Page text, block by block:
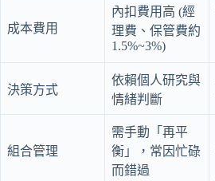
成本費用
內扣費用高 (經
理費、保管費約
1.5%~3%)
決策方式
依賴個人研究與
情緒判斷
組合管理
需手動「再平
衡」，常因忙碌
而錯過